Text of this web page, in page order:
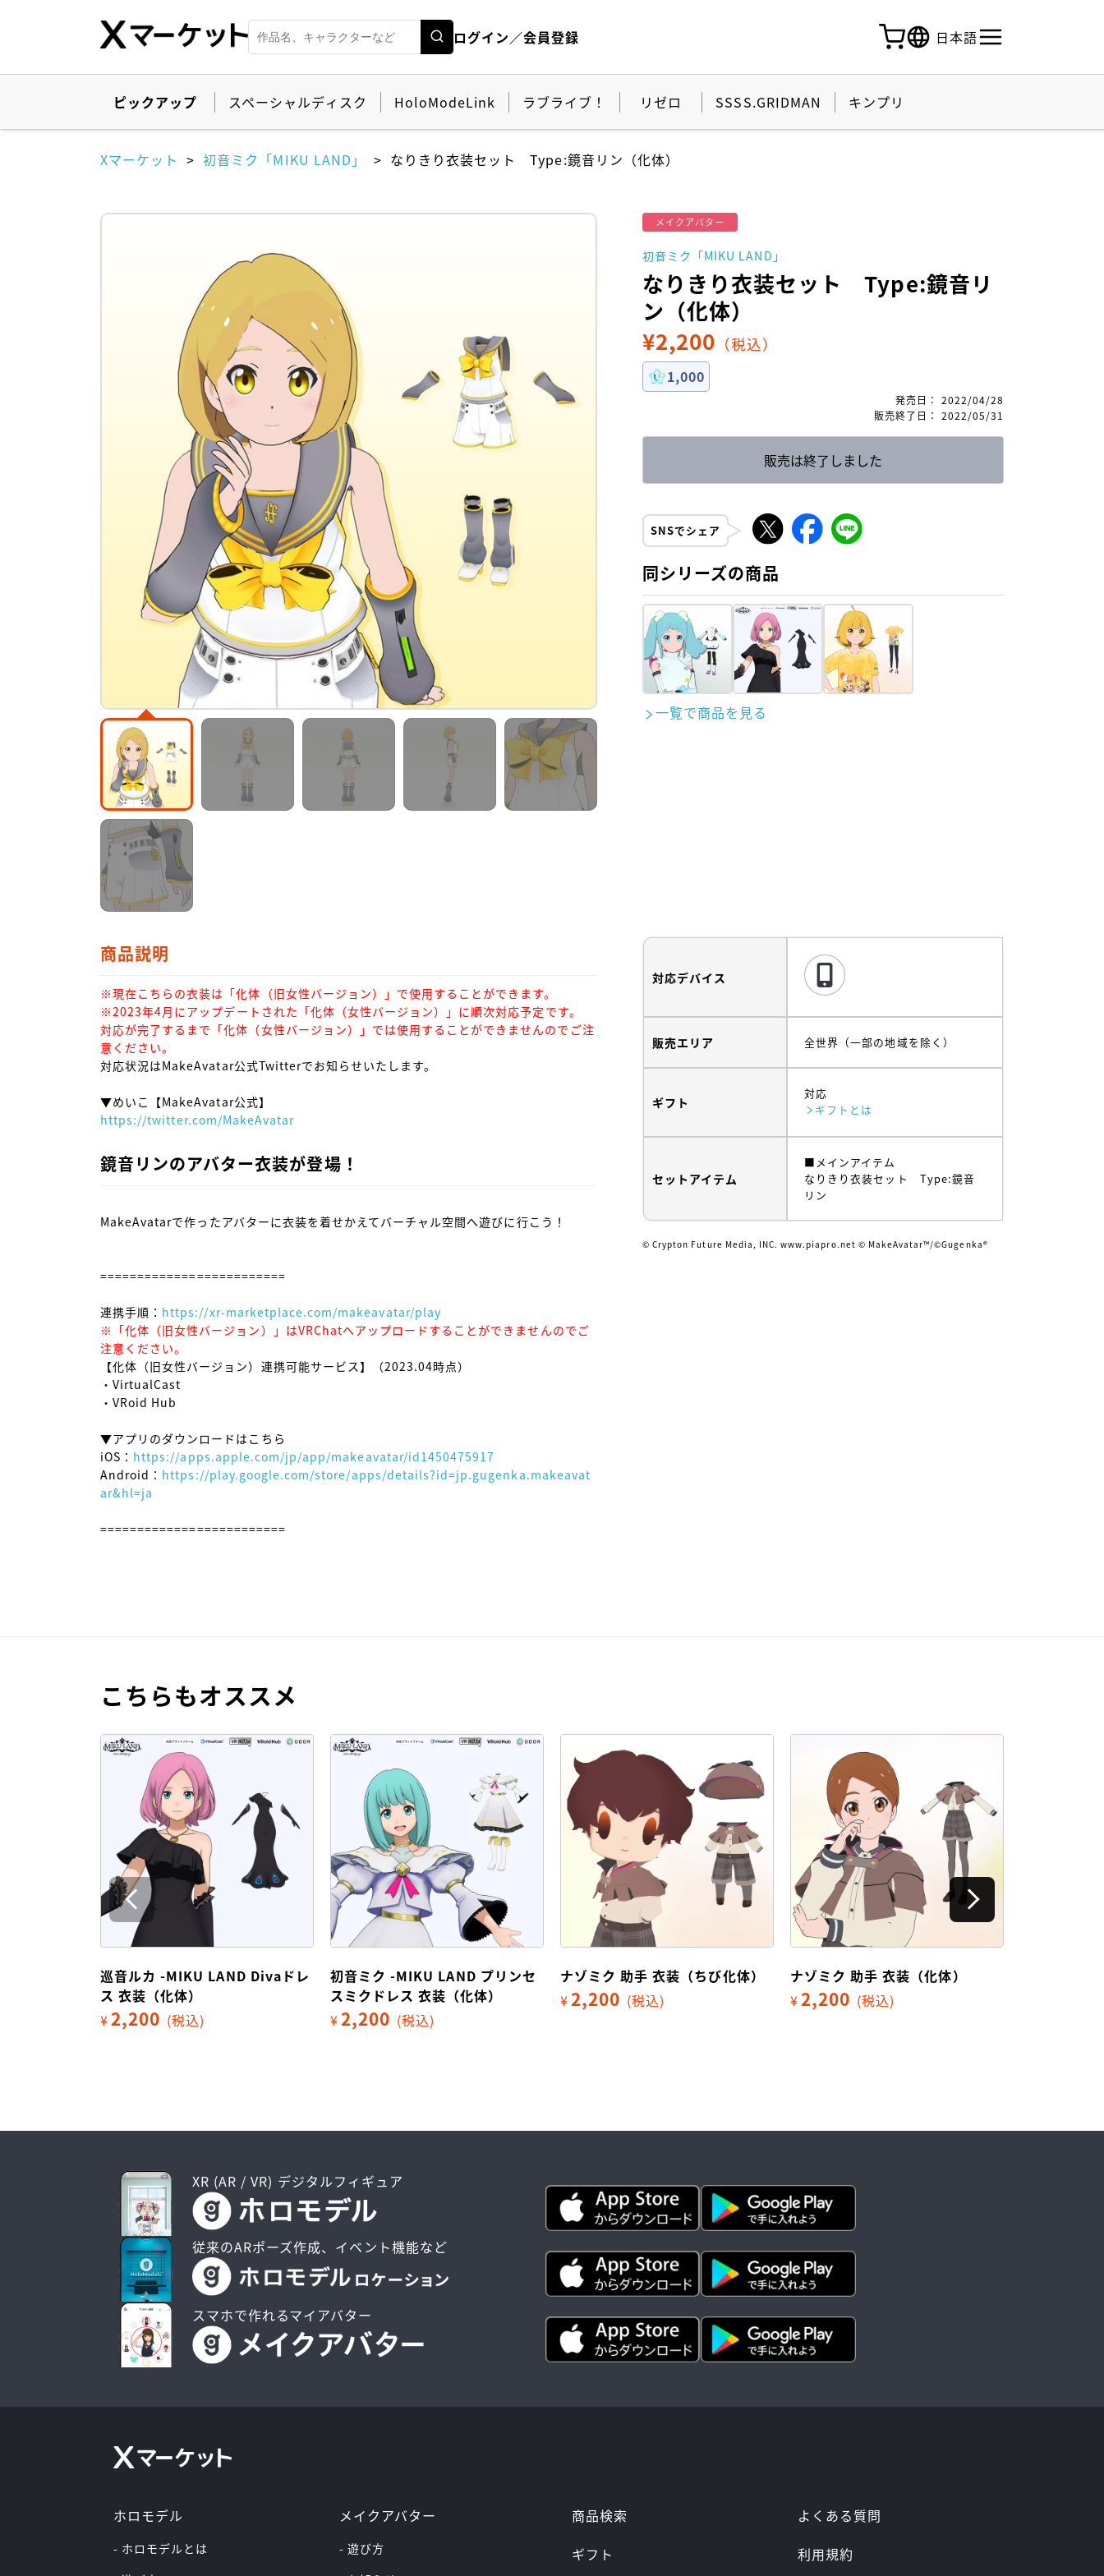
ログイン／会員登録 日本語
ピックアップ スペーシャルディスク HoloModeLink ラブライブ！ リゼロ SSSS.GRIDMAN キンプリ
Xマーケット 初音ミク「MIKU LAND」 なりきり衣装セット Type:鏡音リン（化体）
メイクアバター
初音ミク「MIKU LAND」
なりきり衣装セット Type:鏡音リ
ン（化体）
¥2,200 （税込）
1,000
発売日 ： 2022/04/28
販売終了日 ： 2022/05/31
販売は終了しました
SNSでシェア
同シリーズの商品
一覧で商品を見る
商品説明
※現在こちらの衣装は「化体（旧女性バージョン）」で使用することができます。
※2023年4月にアップデートされた「化体（女性バージョン）」に順次対応予定です。
対応が完了するまで「化体（女性バージョン）」では使用することができませんのでご注
意ください。
対応状況はMakeAvatar公式Twitterでお知らせいたします。
https://twitter.com/MakeAvatar
鏡音リンのアバター衣装が登場！
MakeAvatarで作ったアバターに衣装を着せかえてバーチャル空間へ遊びに行こう！
=========================
連携手順： https://xr-marketplace.com/makeavatar/play
※「化体（旧女性バージョン）」はVRChatへアップロードすることができませんのでご
注意ください。
【化体（旧女性バージョン）連携可能サービス】（2023.04時点）
・VirtualCast
・VRoid Hub
▼アプリのダウンロードはこちら
iOS： https://apps.apple.com/jp/app/makeavatar/id1450475917
Android： https://play.google.com/store/apps/details?id=jp.gugenka.makeavat
ar&hl=ja
=========================
対応デバイス
販売エリア 全世界（一部の地域を除く）
ギフト
対応
ギフトとは
セットアイテム
■メインアイテム
なりきり衣装セット Type:鏡音
リン
© Crypton Future Media, INC. www.piapro.net © MakeAvatar™/©Gugenka®
こちらもオススメ
初音ミク -MIKU LAND プリンセ
スミクドレス 衣装（化体）
¥2,200 (税込)
ナゾミク 助手 衣装（ちび化体）
¥2,200 (税込)
ナゾミク 助手 衣装（化体）
¥2,200 (税込)
ミクランド 郵便局員 衣装（化
体）
2,200
XR (AR / VR) デジタルフィギュア
従来のARポーズ作成、イベント機能など
スマホで作れるマイアバター
ホロモデル
- ホロモデルとは
メイクアバター
- 遊び方
商品検索
ギフト
よくある質問
利用規約